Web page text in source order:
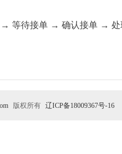
→ 等待接单 → 确认接单 →
版权所有 辽ICP备18009367号-16